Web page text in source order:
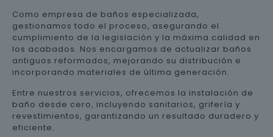
Como empresa de baños especializada,
gestionamos todo el proceso, asegurando el
cumplimiento de la legislación y la máxima calidad en
los acabados. Nos encargamos de actualizar baños
antiguos reformados, mejorando su distribución e
incorporando materiales de última generación.
Entre nuestros servicios, ofrecemos la instalación de
baño desde cero, incluyendo sanitarios, grifería y
revestimientos, garantizando un resultado duradero y
eficiente.